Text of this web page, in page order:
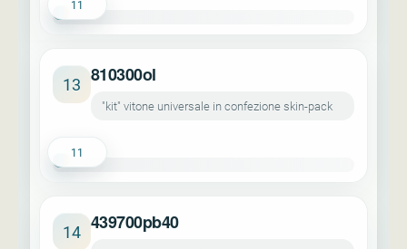
11
13 810300ol
"kit" vitone universale in confezione skin-pack
11
14 439700pb40